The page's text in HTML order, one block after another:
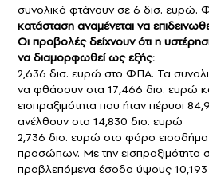
συνολικά φτάνουν σε 6 δισ. ευρώ.
κατάσταση αναμένεται να
Οι προβολές δείχνουν ότι η
να διαμορφωθεί ως εξής:
2,636 δισ. ευρώ στο ΦΠΑ. Τα
να φθάσουν στα 17,466 δισ. ευρώ
εισπραξιμότητα που ήταν πέρυσι
ανέλθουν στα 14,830 δισ. ευρώ
2,736 δισ. ευρώ στο φόρο
προσώπων. Με την εισπραξιμότητα
προβλεπόμενα έσοδα ύψους